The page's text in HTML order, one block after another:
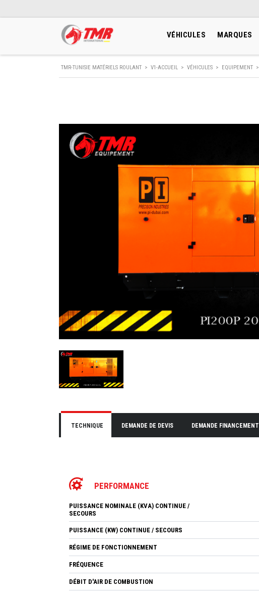
VÉHICULES MARQUES
TMR-TUNISIE MATÉRIELS ROULANT > V1-ACCUEIL > VÉHICULES > EQUIPEMENT >
TECHNIQUE DEMANDE DE DEVIS DEMANDE FINANCEMENT
PERFORMANCE
PUISSANCE NOMINALE (KVA) CONTINUE /
SECOURS
PUISSANCE (KW) CONTINUE / SECOURS
RÉGIME DE FONCTIONNEMENT
FRÉQUENCE
DÉBIT D'AIR DE COMBUSTION